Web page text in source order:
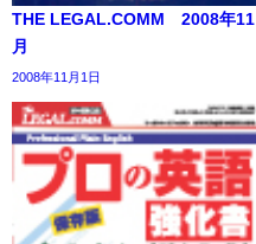
THE LEGAL.COMM 2008年11
月
2008年11月1日